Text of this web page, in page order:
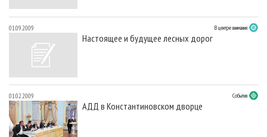
01.09.2009 В центре внимания
Настоящее и будущее лесных дорог
01.02.2009 События
АДД в Константиновском дворце